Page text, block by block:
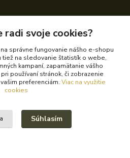
radi svoje cookies?
správne fungovanie nášho e-shopu
tiež na sledovanie štatistík o webe,
kampaní, zapamätanie vášho
používaní stránok, či zobrazenie
preferenciám. Viac na využitie
cookies
Súhlasím